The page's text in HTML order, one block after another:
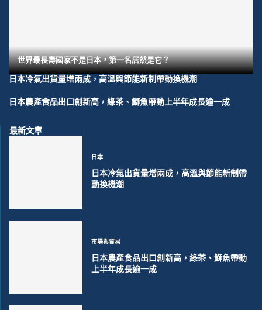
世界最長壽國家不是日本，第一名居然是它？
日本冷氣出貨量增兩成，高溫與節能新制帶動換機潮
日本農產食品出口創新高，綠茶、鰤魚帶動上半年成長逾一成
最新文章
日本
日本冷氣出貨量增兩成，高溫與節能新制帶
動換機潮
市場與貿易
日本農產食品出口創新高，綠茶、鰤魚帶動
上半年成長逾一成